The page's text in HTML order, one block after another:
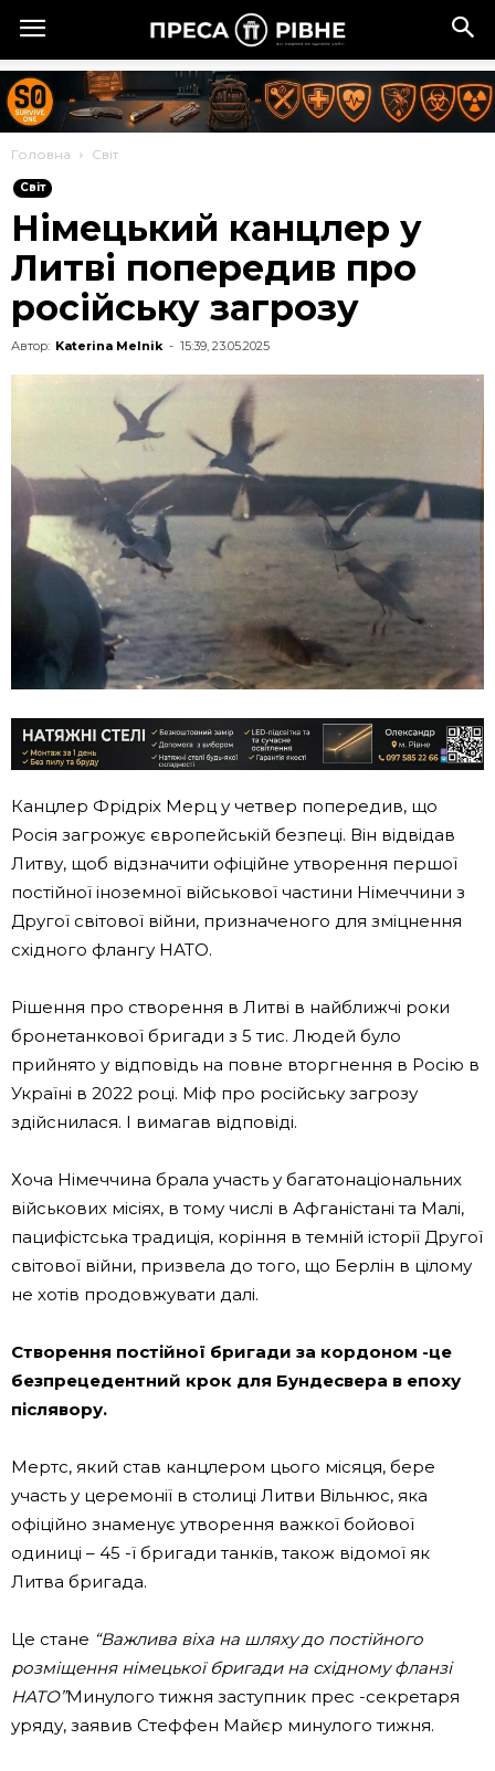
Головна Cвіт
Cвіт
Німецький канцлер у
Литві попередив про
російську загрозу
Автор: Katerina Melnik - 15:39, 23.05.2025
Канцлер Фрідріх Мерц у четвер попередив, що
Росія загрожує європейській безпеці. Він відвідав
Литву, щоб відзначити офіційне утворення першої
постійної іноземної військової частини Німеччини з
Другої світової війни, призначеного для зміцнення
східного флангу НАТО.
Рішення про створення в Литві в найближчі роки
бронетанкової бригади з 5 тис. Людей було
прийнято у відповідь на повне вторгнення в Росію в
Україні в 2022 році. Міф про російську загрозу
здійснилася. І вимагав відповіді.
Хоча Німеччина брала участь у багатонаціональних
військових місіях, в тому числі в Афганістані та Малі,
пацифістська традиція, коріння в темній історії Другої
світової війни, призвела до того, що Берлін в цілому
не хотів продовжувати далі.
Створення постійної бригади за кордоном -це
безпрецедентний крок для Бундесвера в епоху
післявору.
Мертс, який став канцлером цього місяця, бере
участь у церемонії в столиці Литви Вільнюс, яка
офіційно знаменує утворення важкої бойової
одиниці – 45 -ї бригади танків, також відомої як
Литва бригада.
Це стане “Важлива віха на шляху до постійного
розміщення німецької бригади на східному фланзі
НАТО”Минулого тижня заступник прес -секретаря
уряду, заявив Стеффен Майєр минулого тижня.